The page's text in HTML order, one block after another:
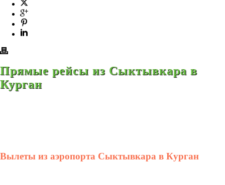
Прямые рейсы из Сыктывкара в
Курган
Вылеты из аэропорта Сыктывкара в Курган